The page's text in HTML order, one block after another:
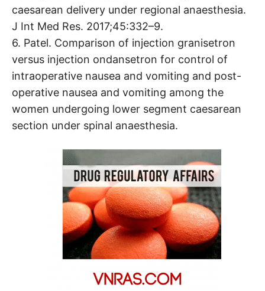
caesarean delivery under regional anaesthesia.
J Int Med Res. 2017;45:332–9.
6. Patel. Comparison of injection granisetron
versus injection ondansetron for control of
intraoperative nausea and vomiting and post-
operative nausea and vomiting among the
women undergoing lower segment caesarean
section under spinal anaesthesia.